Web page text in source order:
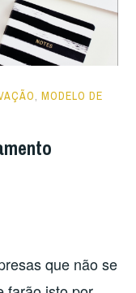
,MODELO DE
que não se